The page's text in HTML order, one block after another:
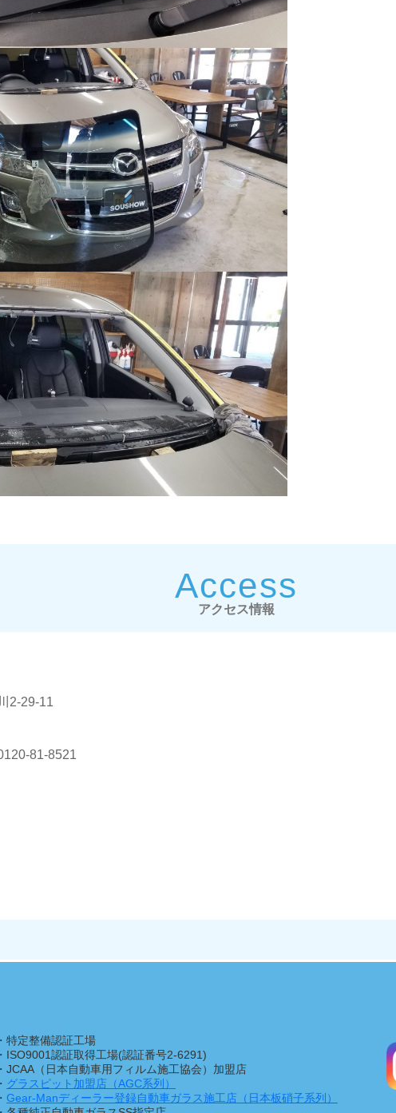
Access
アクセス情報
2-29-11
81-8521
・特定整備認証工場
・ISO9001認証取得工場(認証番号2-6291)
・JCAA（日本自動車用フィルム施工協会）加盟店
・ グラスピット加盟店（AGC系列）
・ Gear-Manディーラー登録自動車ガラス施工店（日本板硝子系列）